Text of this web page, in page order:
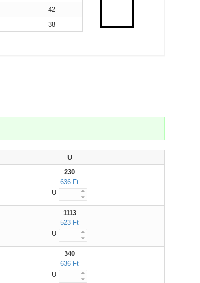
42
38
U
230
636 Ft
U:
1113
523 Ft
U:
340
636 Ft
U: